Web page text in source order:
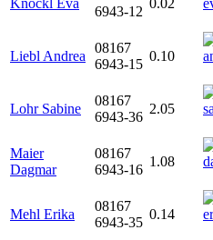
Knöckl Eva
6943-12
0.02
Liebl Andrea
08167
6943-15
0.10
Lohr Sabine
08167
6943-36
2.05
Maier
Dagmar
08167
6943-16
1.08
Mehl Erika
08167
6943-35
0.14